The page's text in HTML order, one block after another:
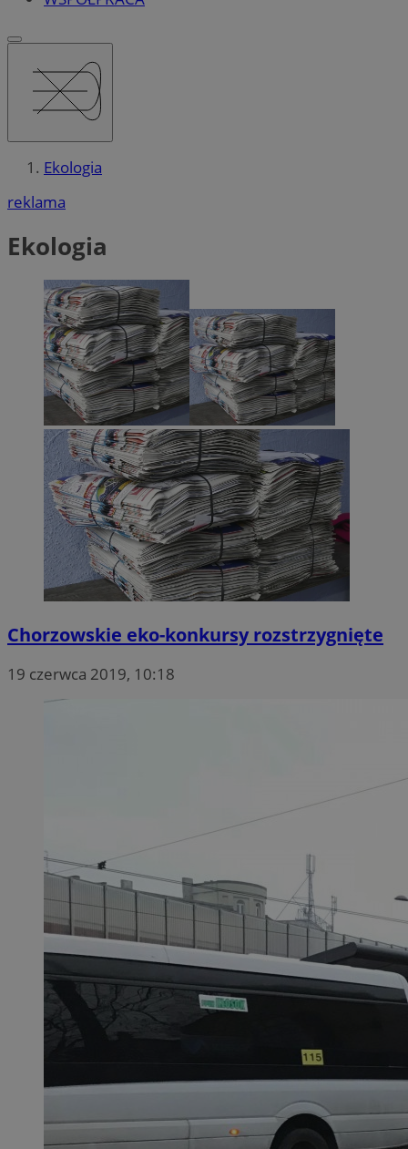
Ekologia
reklama
Ekologia
Chorzowskie eko-konkursy rozstrzygnięte
19 czerwca 2019, 10:18